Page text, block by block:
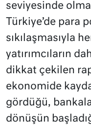
seviyesinde
Türkiye’de para
sıkılaşmasıyla
yatırımcıların
dikkat çekilen
ekonomide
gördüğü,
dönüşün